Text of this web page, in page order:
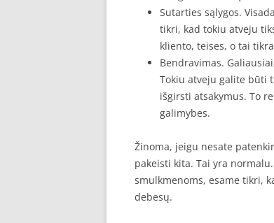
Sutarties sąlygos.
tikri, kad tokiu atveju
kliento, teises, o tai
Bendravimas.
Tokiu atveju galite būti
išgirsti atsakymus. To
galimybes.
Žinoma, jeigu nesate
pakeisti kita. Tai yra
smulkmenoms, esame tikri,
debesų.